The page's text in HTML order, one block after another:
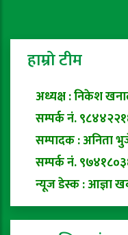
हाम्रो टीम
अध्यक्ष : निकेश
सम्पर्क नं.
सम्पादक : अनिता
सम्पर्क नं.
न्यूज डेस्क : आज्ञा